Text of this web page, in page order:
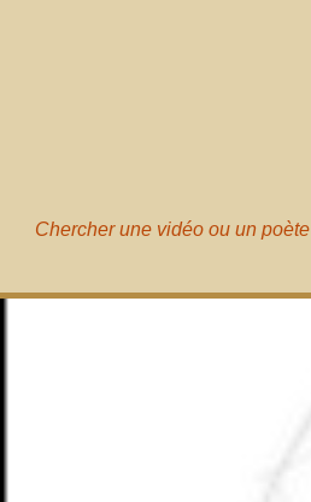
Chercher une vidéo ou un poète